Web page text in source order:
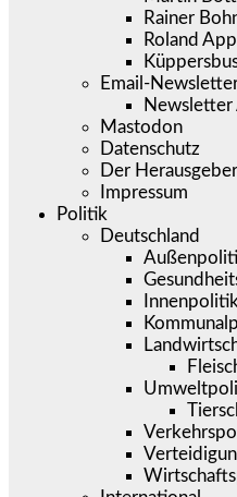
Rainer
Roland
Email-
Newsletter
Mastodon
Datenschutz
Der Herausgeber
Impressum
Politik
Deutschland
Innenpolitik